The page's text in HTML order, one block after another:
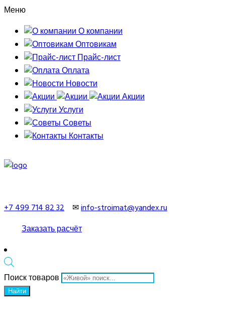
Меню
О компании
Оптовикам
Прайс-лист
Оплата
Новости
Акции
Услуги
Советы
Контакты
+7 499 714 82 32 ✉info-stroimat@yandex.ru
Заказать расчёт
Поиск товаров
Найти